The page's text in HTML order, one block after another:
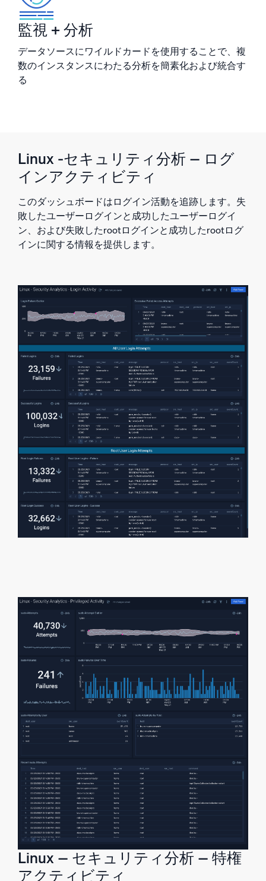
監視 + 分析
データソースにワイルドカードを使用することで、複
数のインスタンスにわたる分析を簡素化および統合す
る
Linux -セキュリティ分析 – ログ
インアクティビティ
このダッシュボードはログイン活動を追跡します。失
敗したユーザーログインと成功したユーザーログイ
ン、および失敗したrootログインと成功したrootログ
インに関する情報を提供します。
Linux – セキュリティ分析 – 特権
アクティビティ